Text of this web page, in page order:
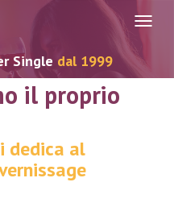
Single dal 1999
il proprio
dedica al